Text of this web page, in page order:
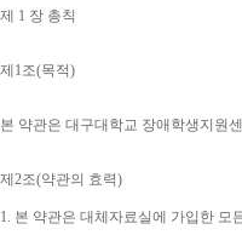
제 1 장 총칙
제 1조(목적)
본 약관은 대구대학교 장애학생지원
제 2조(약관의 효력)
1. 본 약관은 대체자료실에 가입한 모